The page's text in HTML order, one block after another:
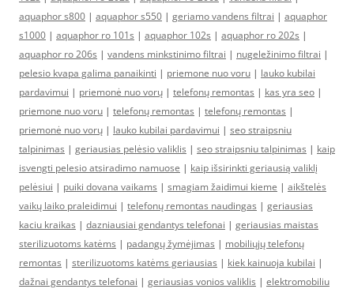
aquaphor s800 | aquaphor s550 | geriamo vandens filtrai | aquaphor
s1000 | aquaphor ro 101s | aquaphor 102s | aquaphor ro 202s |
aquaphor ro 206s | vandens minkstinimo filtrai | nugeležinimo filtrai |
pelesio kvapa galima panaikinti | priemone nuo voru | lauko kubilai
pardavimui | priemonė nuo vorų | telefonų remontas | kas yra seo |
priemone nuo voru | telefonų remontas | telefonų remontas |
priemonė nuo vorų | lauko kubilai pardavimui | seo straipsniu
talpinimas | geriausias pelėsio valiklis | seo straipsniu talpinimas | kaip
isvengti pelesio atsiradimo namuose | kaip išsirinkti geriausią valiklį
pelėsiui | puiki dovana vaikams | smagiam žaidimui kieme | aikštelės
vaikų laiko praleidimui | telefonų remontas naudingas | geriausias
kaciu kraikas | dazniausiai gendantys telefonai | geriausias maistas
sterilizuotoms katėms | padangų žymėjimas | mobiliųjų telefonų
remontas | sterilizuotoms katėms geriausias | kiek kainuoja kubilai |
dažnai gendantys telefonai | geriausias vonios valiklis | elektromobiliu